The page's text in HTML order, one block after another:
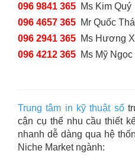
096 9841 365 Ms Kim Quý
096 4657 365 Mr Quốc
096 2941 365 Ms Hương
096 4212 365 Ms Mỹ Ngọc
Trung tâm in kỹ thuật số
cận cụ thể nhu cầu thiết
nhanh dễ dàng qua hệ
Niche Market ngành: